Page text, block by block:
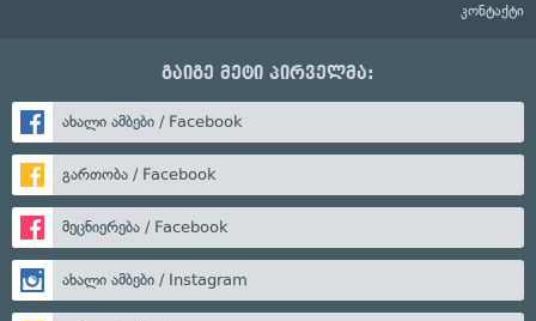
კონტაქტი
გაიგე მეტი პირველმა:
ახალი ამბები / Facebook
გართობა / Facebook
მეცნიერება / Facebook
ახალი ამბები / Instagram